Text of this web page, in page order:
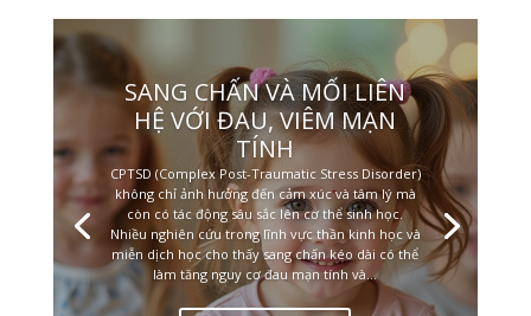
SANG CHẤN VÀ MỐI LIÊN
HỆ VỚI ĐAU, VIÊM MẠN
TÍNH
CPTSD (Complex Post-Traumatic Stress Disorder)
không chỉ ảnh hưởng đến cảm xúc và tâm lý mà
còn có tác động sâu sắc lên cơ thể sinh học.
Nhiều nghiên cứu trong lĩnh vực thần kinh học và
miễn dịch học cho thấy sang chấn kéo dài có thể
làm tăng nguy cơ đau mạn tính và...